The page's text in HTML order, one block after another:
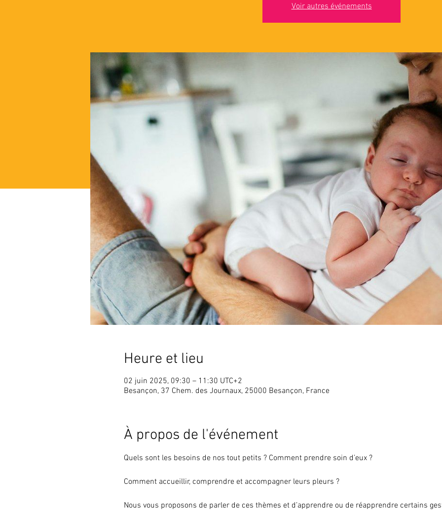
Voir autres événements
Heure et lieu
02 juin 2025, 09:30 – 11:30 UTC+2
Besançon, 37 Chem. des Journaux, 25000 Besançon, France
À propos de l'événement
Quels sont les besoins de nos tout petits ? Comment prendre soin d’eux ?
Comment accueillir, comprendre et accompagner leurs pleurs ?
Nous vous proposons de parler de ces thèmes et d’apprendre ou de réapprendre certains